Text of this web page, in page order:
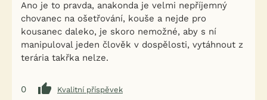
Ano je to pravda, anakonda je velmi nepříjemný
chovanec na ošetřování, kouše a nejde pro
kousanec daleko, je skoro nemožné, aby s ní
manipuloval jeden člověk v dospělosti, vytáhnout z
terária takřka nelze.
0
Kvalitní příspěvek